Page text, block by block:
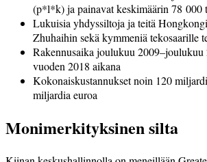
(p*l*k) ja painavat keskimäärin 78 000
Lukuisia yhdyssiltoja ja teitä
Zhuhaihin sekä kymmeniä tekosaarille
Rakennusaika joulukuu
vuoden 2018 aikana
Kokonaiskustannukset noin 120
miljardia euroa
Monimerkityksinen silta